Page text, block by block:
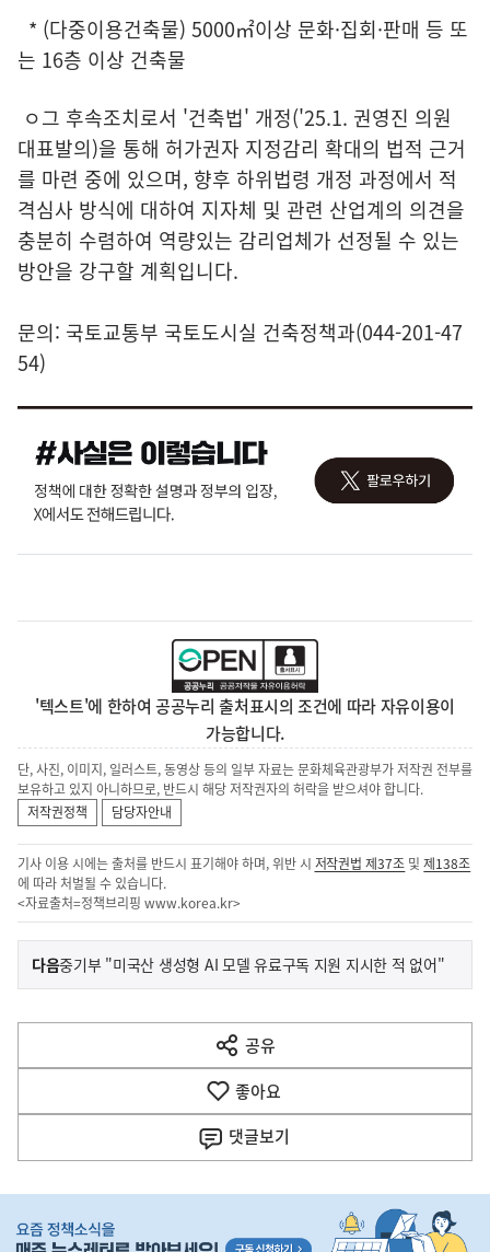
* (다중이용건축물) 5000㎡이상 문화·집회·판매 등 또
는 16층 이상 건축물
ㅇ그 후속조치로서 '건축법' 개정('25.1. 권영진 의원
대표발의)을 통해 허가권자 지정감리 확대의 법적 근거
를 마련 중에 있으며, 향후 하위법령 개정 과정에서 적
격심사 방식에 대하여 지자체 및 관련 산업계의 의견을
충분히 수렴하여 역량있는 감리업체가 선정될 수 있는
방안을 강구할 계획입니다.
문의: 국토교통부 국토도시실 건축정책과(044-201-47
54)
'텍스트'에 한하여 공공누리 출처표시의 조건에 따라 자유이용이
가능합니다.
단, 사진, 이미지, 일러스트, 동영상 등의 일부 자료는 문화체육관광부가 저작권 전부를
보유하고 있지 아니하므로, 반드시 해당 저작권자의 허락을 받으셔야 합니다.
저작권정책
담당자안내
기사 이용 시에는 출처를 반드시 표기해야 하며, 위반 시 저작권법 제37조 및제138조
에 따라 처벌될 수 있습니다.
<자료출처=정책브리핑 www.korea.kr>
이
전
다
음
다음기
사
중기부 "미국산 생성형 AI 모델 유료구독 지원 지시한 적 없어"
공유
열
기
좋아요
댓글보기
단